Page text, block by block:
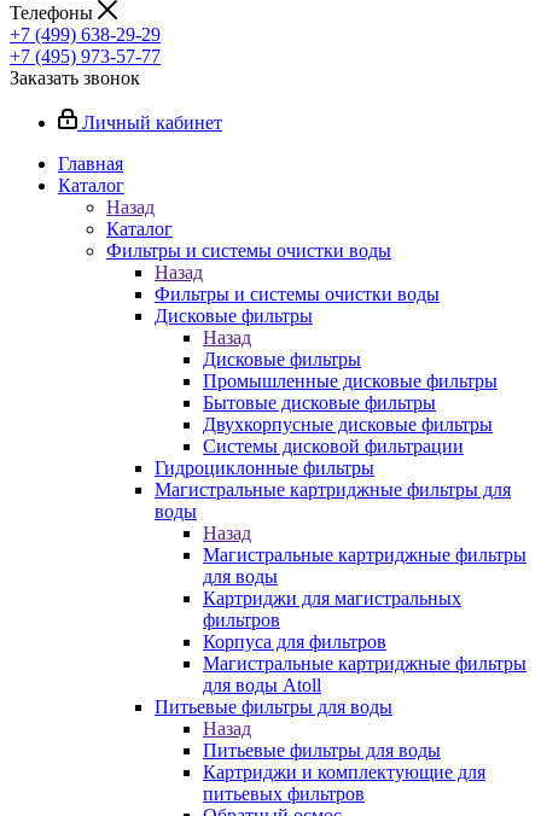
Телефоны
+7 (499) 638-29-29
+7 (495) 973-57-77
Заказать звонок
Личный кабинет
Главная
Каталог
Назад
Каталог
Фильтры и системы очистки воды
Назад
Фильтры и системы очистки воды
Дисковые фильтры
Назад
Дисковые фильтры
Промышленные дисковые фильтры
Бытовые дисковые фильтры
Двухкорпусные дисковые фильтры
Системы дисковой фильтрации
Гидроциклонные фильтры
Магистральные картриджные фильтры для
воды
Назад
Магистральные картриджные фильтры
для воды
Картриджи для магистральных
фильтров
Корпуса для фильтров
Магистральные картриджные фильтры
для воды Atoll
Питьевые фильтры для воды
Назад
Питьевые фильтры для воды
Картриджи и комплектующие для
питьевых фильтров